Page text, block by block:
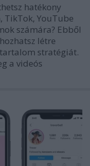
hatékony
YouTube
számára? Ebből
létre
stratégiát.
a videós